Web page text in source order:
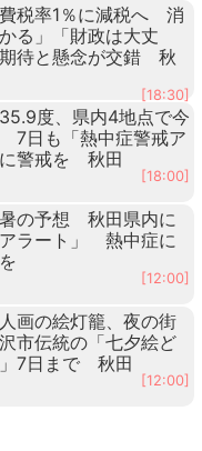
税率1％に減税へ 消
る」「財政は大丈
待と懸念が交錯 秋
[18:30]
度、県内4地点で今
7日も「熱中症警戒ア
警戒を 秋田
[18:00]
の予想 秋田県内に
アラート」 熱中症に
[12:00]
画の絵灯籠、夜の街
市伝統の「七夕絵ど
7日まで 秋田
[12:00]